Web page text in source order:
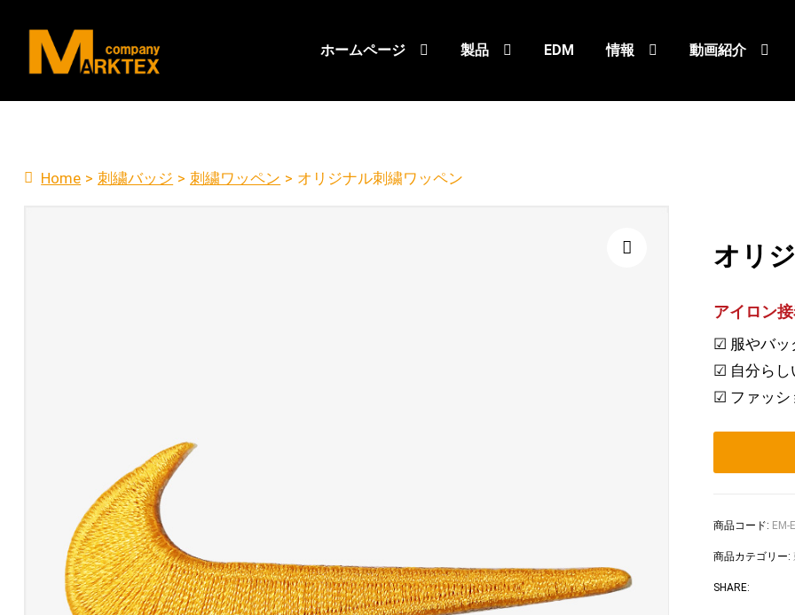
ホームページ 製品 EDM 情報 動画紹介
Home > 刺繍バッジ > 刺繍ワッペン > オリジナル刺繍ワッペン
オリ
アイロン
☑ 服やバッ
☑ 自分らし
☑ ファッシ
商品コード: EM-
商品カテゴリー:
SHARE: